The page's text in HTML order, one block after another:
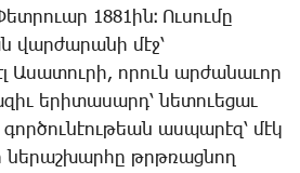
1881ին։ Ու­սու­մը
վար­ժա­րա­նի մէջ՝
Ա­սա­տու­րի, ո­րուն ար­ժա­նա­ւոր
ե­րի­տա­սարդ՝ նե­տո­ւե­ցաւ
աս­պա­րէզ՝ մէկ
նե­րաշ­խար­հը թրթռաց­նող